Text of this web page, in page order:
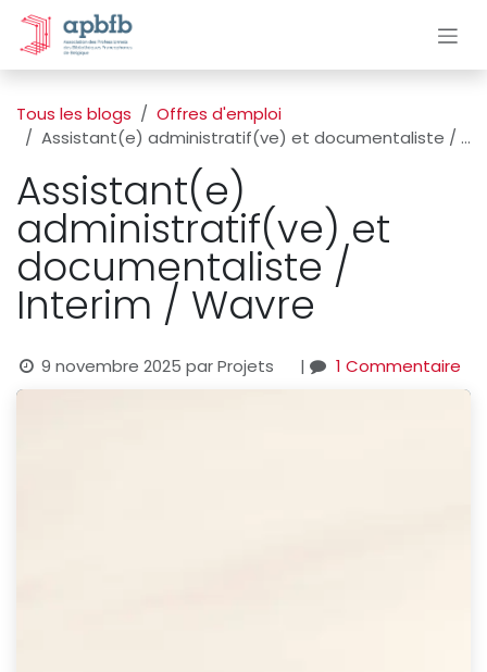
Se rendre au contenu
Tous les blogs
Offres d'emploi
Assistant(e) administratif(ve) et documentaliste / Interim / Wavre
Assistant(e)
administratif(ve) et
documentaliste /
Interim / Wavre
9 novembre 2025 parProjets | 1 Commentaire